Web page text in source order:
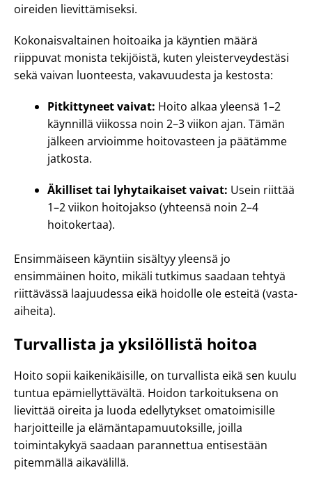
oireiden lievittämiseksi.
Kokonaisvaltainen hoitoaika ja käyntien määrä
riippuvat monista tekijöistä, kuten yleisterveydestäsi
sekä vaivan luonteesta, vakavuudesta ja kestosta:
Pitkittyneet vaivat: Hoito alkaa yleensä 1–2
käynnillä viikossa noin 2–3 viikon ajan. Tämän
jälkeen arvioimme hoitovasteen ja päätämme
jatkosta.
Äkilliset tai lyhytaikaiset vaivat: Usein riittää
1–2 viikon hoitojakso (yhteensä noin 2–4
hoitokertaa).
Ensimmäiseen käyntiin sisältyy yleensä jo
ensimmäinen hoito, mikäli tutkimus saadaan tehtyä
riittävässä laajuudessa eikä hoidolle ole esteitä (vasta-
aiheita).
Turvallista ja yksilöllistä hoitoa
Hoito sopii kaikenikäisille, on turvallista eikä sen kuulu
tuntua epämiellyttävältä. Hoidon tarkoituksena on
lievittää oireita ja luoda edellytykset omatoimisille
harjoitteille ja elämäntapamuutoksille, joilla
toimintakykyä saadaan parannettua entisestään
pitemmällä aikavälillä.